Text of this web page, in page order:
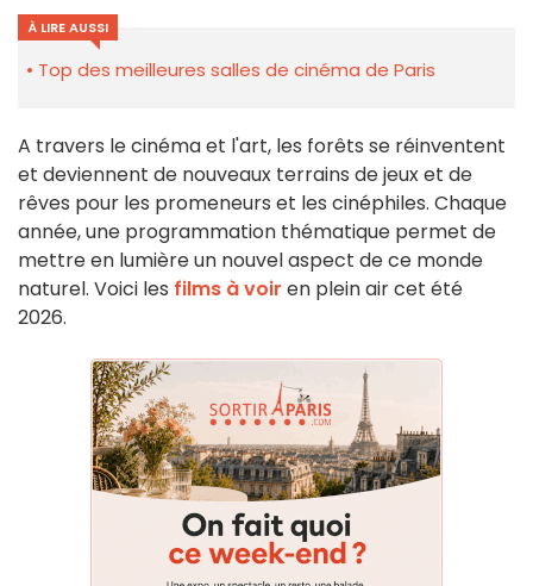
À LIRE AUSSI
Top des meilleures salles de cinéma de Paris
A travers le cinéma et l'art, les forêts se réinventent
et deviennent de nouveaux terrains de jeux et de
rêves pour les promeneurs et les cinéphiles. Chaque
année, une programmation thématique permet de
mettre en lumière un nouvel aspect de ce monde
naturel. Voici les films à voir en plein air cet été
2026.